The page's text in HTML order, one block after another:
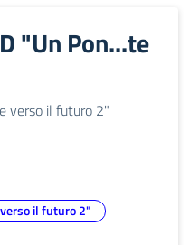
"Un Pon...te
verso il futuro 2"
verso il futuro 2"